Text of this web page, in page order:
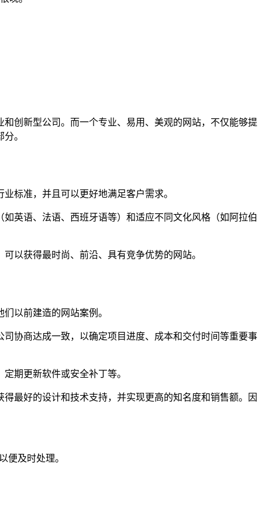
创新型公司。而一个专业、易用、美观的网站，不仅能够提
。
标准，并且可以更好地满足客户需求。
英语、法语、西班牙语等）和适应不同文化风格（如阿拉伯
以获得最时尚、前沿、具有竞争优势的网站。
以前建造的网站案例。
协商达成一致，以确定项目进度、成本和交付时间等重要事
期更新软件或安全补丁等。
最好的设计和技术支持，并实现更高的知名度和销售额。因
便及时处理。